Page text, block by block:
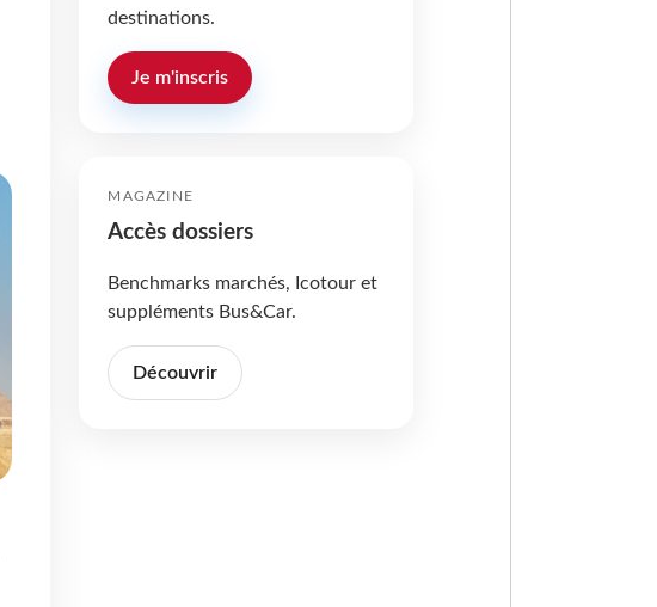
destinations.
Je m'inscris
MAGAZINE
Accès dossiers
Benchmarks marchés, Icotour et
suppléments Bus&Car.
Découvrir